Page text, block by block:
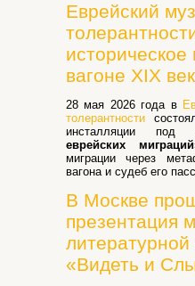
Еврейский
вагоне XIX
28 мая 2026 года в
толерантности
инсталляции под
еврейских
миграции через
вагона и судеб его
В Москве
презентация
«Видеть и